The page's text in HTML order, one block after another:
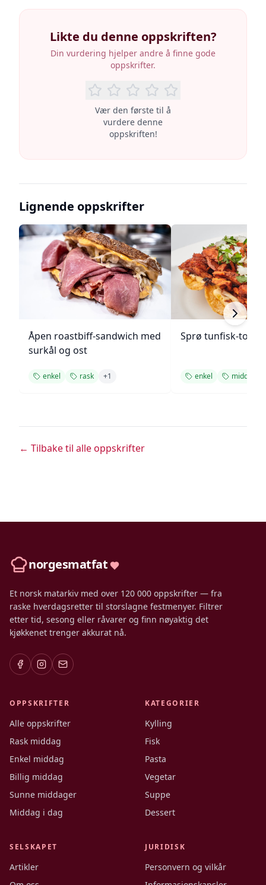
Likte du denne oppskriften?
Din vurdering hjelper andre å finne gode
oppskrifter.
Vær den første til å
vurdere denne
oppskriften!
Lignende oppskrifter
Åpen roastbiff-sandwich med
surkål og ost
enkel rask +1
Sprø tunfisk-
enkel middag
← Tilbake til alle oppskrifter
norgesmatfat
Et norsk matarkiv med over 120 000 oppskrifter — fra
raske hverdagsretter til storslagne festmenyer. Filtrer
etter tid, sesong eller råvarer og finn nøyaktig det
kjøkkenet trenger akkurat nå.
OPPSKRIFTER
Alle oppskrifter
Rask middag
Enkel middag
Billig middag
Sunne middager
Middag i dag
KATEGORIER
Kylling
Fisk
Pasta
Vegetar
Suppe
Dessert
SELSKAPET
Artikler
JURIDISK
Personvern og vilkår